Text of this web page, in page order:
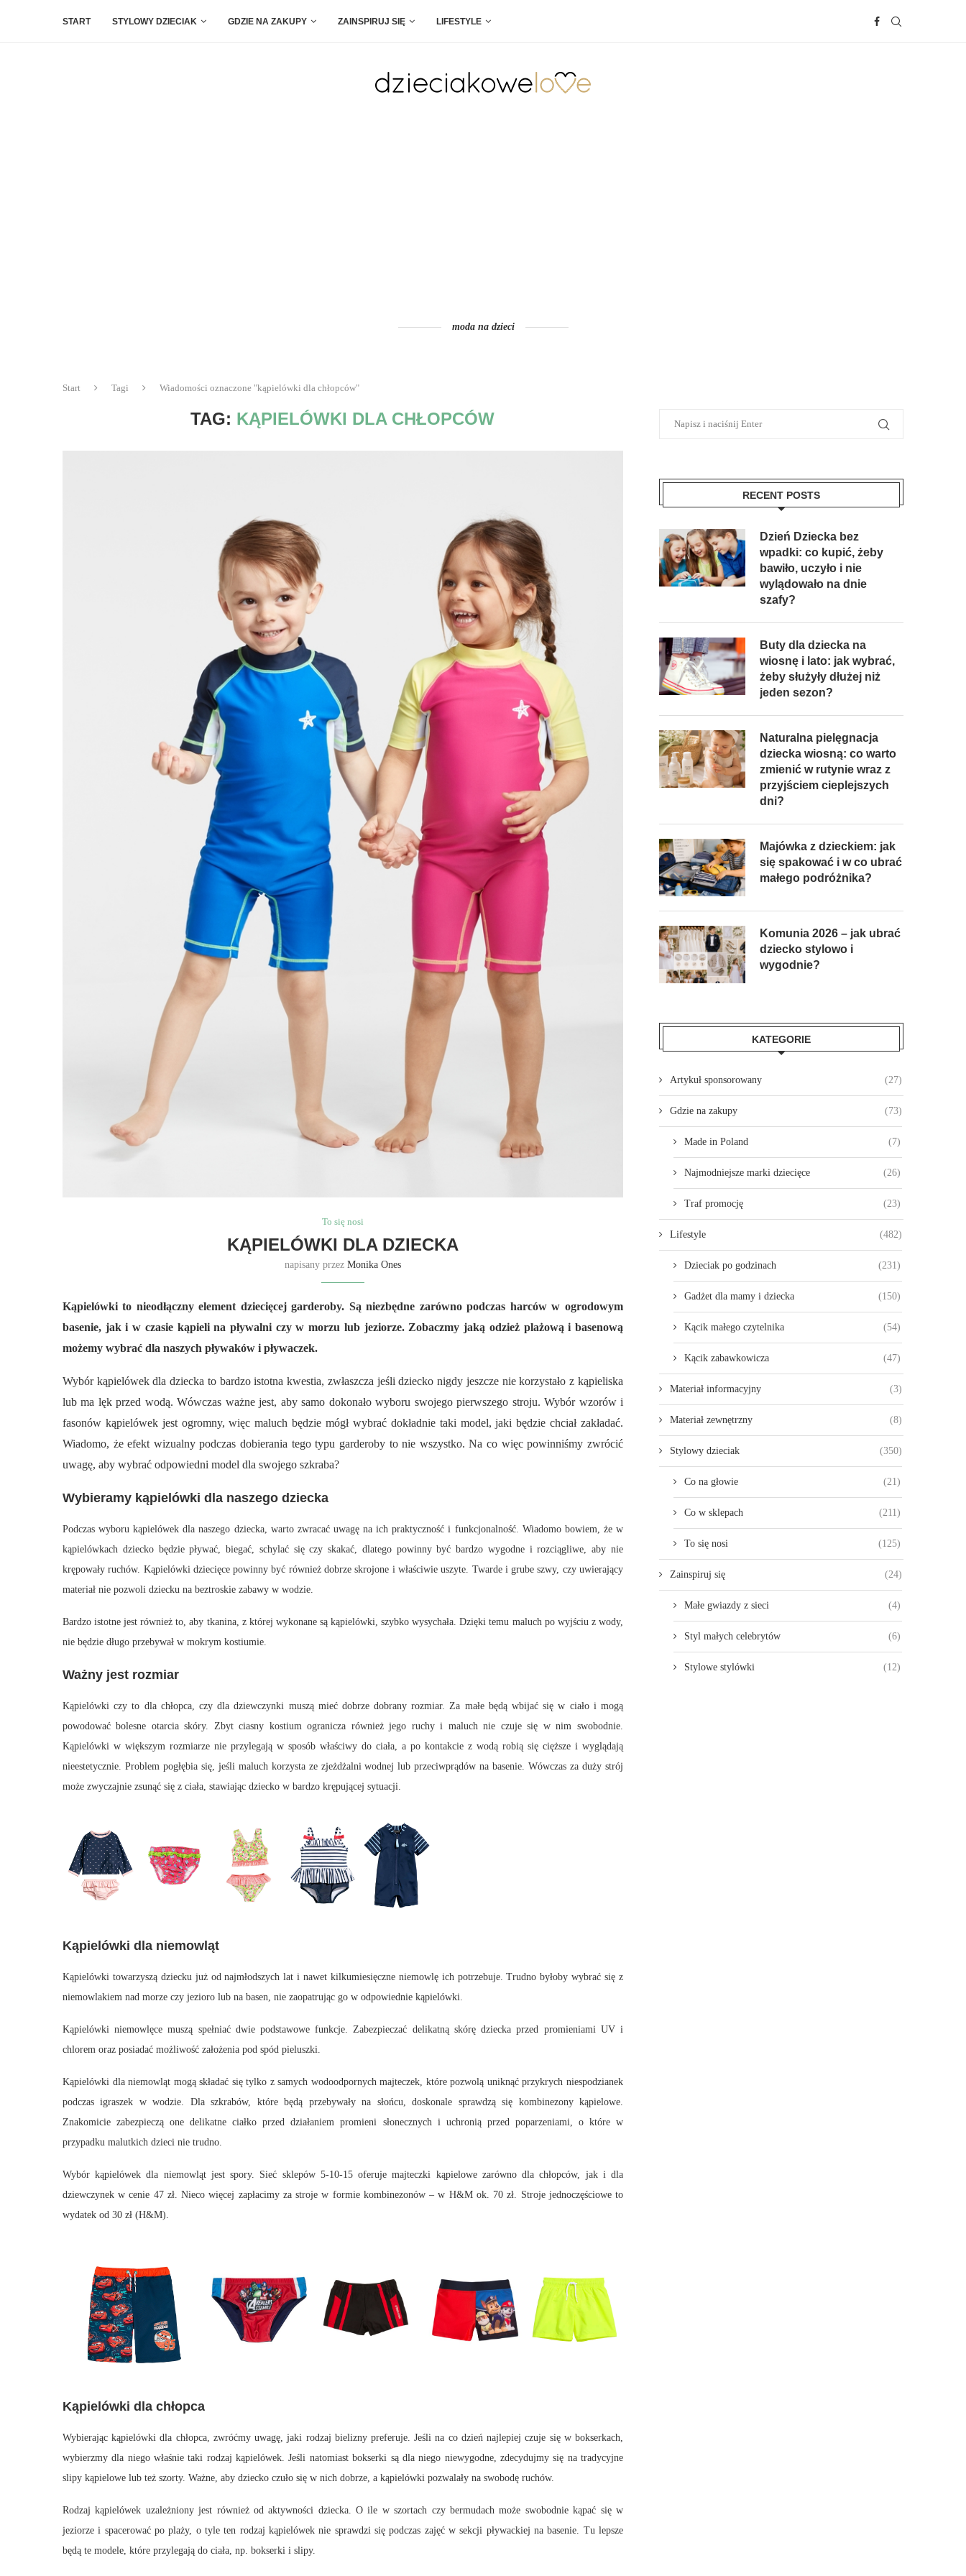
START STYLOWY DZIECIAK GDZIE NA ZAKUPY ZAINSPIRUJ SIĘ LIFESTYLE
moda na dzieci
Start Tagi Wiadomości oznaczone "kąpielówki dla chłopców"
TAG: KĄPIELÓWKI DLA CHŁOPCÓW
To się nosi
KĄPIELÓWKI DLA DZIECKA
napisany przez Monika Ones
Kąpielówki to nieodłączny element dziecięcej garderoby. Są niezbędne zarówno podczas harców w ogrodowym
basenie, jak i w czasie kąpieli na pływalni czy w morzu lub jeziorze. Zobaczmy jaką odzież plażową i basenową
możemy wybrać dla naszych pływaków i pływaczek.
Wybór kąpielówek dla dziecka to bardzo istotna kwestia, zwłaszcza jeśli dziecko nigdy jeszcze nie korzystało z kąpieliska
lub ma lęk przed wodą. Wówczas ważne jest, aby samo dokonało wyboru swojego pierwszego stroju. Wybór wzorów i
fasonów kąpielówek jest ogromny, więc maluch będzie mógł wybrać dokładnie taki model, jaki będzie chciał zakładać.
Wiadomo, że efekt wizualny podczas dobierania tego typu garderoby to nie wszystko. Na co więc powinniśmy zwrócić
uwagę, aby wybrać odpowiedni model dla swojego szkraba?
Wybieramy kąpielówki dla naszego dziecka
Podczas wyboru kąpielówek dla naszego dziecka, warto zwracać uwagę na ich praktyczność i funkcjonalność. Wiadomo bowiem, że w
kąpielówkach dziecko będzie pływać, biegać, schylać się czy skakać, dlatego powinny być bardzo wygodne i rozciągliwe, aby nie
krępowały ruchów. Kąpielówki dziecięce powinny być również dobrze skrojone i właściwie uszyte. Twarde i grube szwy, czy uwierający
materiał nie pozwoli dziecku na beztroskie zabawy w wodzie.
Bardzo istotne jest również to, aby tkanina, z której wykonane są kąpielówki, szybko wysychała. Dzięki temu maluch po wyjściu z wody,
nie będzie długo przebywał w mokrym kostiumie.
Ważny jest rozmiar
Kąpielówki czy to dla chłopca, czy dla dziewczynki muszą mieć dobrze dobrany rozmiar. Za małe będą wbijać się w ciało i mogą
powodować bolesne otarcia skóry. Zbyt ciasny kostium ogranicza również jego ruchy i maluch nie czuje się w nim swobodnie.
Kąpielówki w większym rozmiarze nie przylegają w sposób właściwy do ciała, a po kontakcie z wodą robią się cięższe i wyglądają
nieestetycznie. Problem pogłębia się, jeśli maluch korzysta ze zjeżdżalni wodnej lub przeciwprądów na basenie. Wówczas za duży strój
może zwyczajnie zsunąć się z ciała, stawiając dziecko w bardzo krępującej sytuacji.
Kąpielówki dla niemowląt
Kąpielówki towarzyszą dziecku już od najmłodszych lat i nawet kilkumiesięczne niemowlę ich potrzebuje. Trudno byłoby wybrać się z
niemowlakiem nad morze czy jezioro lub na basen, nie zaopatrując go w odpowiednie kąpielówki.
Kąpielówki niemowlęce muszą spełniać dwie podstawowe funkcje. Zabezpieczać delikatną skórę dziecka przed promieniami UV i
chlorem oraz posiadać możliwość założenia pod spód pieluszki.
Kąpielówki dla niemowląt mogą składać się tylko z samych wodoodpornych majteczek, które pozwolą uniknąć przykrych niespodzianek
podczas igraszek w wodzie. Dla szkrabów, które będą przebywały na słońcu, doskonale sprawdzą się kombinezony kąpielowe.
Znakomicie zabezpieczą one delikatne ciałko przed działaniem promieni słonecznych i uchronią przed poparzeniami, o które w
przypadku malutkich dzieci nie trudno.
Wybór kąpielówek dla niemowląt jest spory. Sieć sklepów 5-10-15 oferuje majteczki kąpielowe zarówno dla chłopców, jak i dla
dziewczynek w cenie 47 zł. Nieco więcej zapłacimy za stroje w formie kombinezonów – w H&M ok. 70 zł. Stroje jednoczęściowe to
wydatek od 30 zł (H&M).
Kąpielówki dla chłopca
Wybierając kąpielówki dla chłopca, zwróćmy uwagę, jaki rodzaj bielizny preferuje. Jeśli na co dzień najlepiej czuje się w bokserkach,
wybierzmy dla niego właśnie taki rodzaj kąpielówek. Jeśli natomiast bokserki są dla niego niewygodne, zdecydujmy się na tradycyjne
slipy kąpielowe lub też szorty. Ważne, aby dziecko czuło się w nich dobrze, a kąpielówki pozwalały na swobodę ruchów.
Rodzaj kąpielówek uzależniony jest również od aktywności dziecka. O ile w szortach czy bermudach może swobodnie kąpać się w
jeziorze i spacerować po plaży, o tyle ten rodzaj kąpielówek nie sprawdzi się podczas zajęć w sekcji pływackiej na basenie. Tu lepsze
będą te modele, które przylegają do ciała, np. bokserki i slipy.
RECENT POSTS
Dzień Dziecka bez
wpadki: co kupić, żeby
bawiło, uczyło i nie
wylądowało na dnie
szafy?
Buty dla dziecka na
wiosnę i lato: jak wybrać,
żeby służyły dłużej niż
jeden sezon?
Naturalna pielęgnacja
dziecka wiosną: co warto
zmienić w rutynie wraz z
przyjściem cieplejszych
dni?
Majówka z dzieckiem: jak
się spakować i w co ubrać
małego podróżnika?
Komunia 2026 – jak ubrać
dziecko stylowo i
wygodnie?
KATEGORIE
Artykuł sponsorowany (27)
Gdzie na zakupy (73)
Made in Poland (7)
Najmodniejsze marki dziecięce (26)
Traf promocję (23)
Lifestyle (482)
Dzieciak po godzinach (231)
Gadżet dla mamy i dziecka (150)
Kącik małego czytelnika (54)
Kącik zabawkowicza (47)
Materiał informacyjny (3)
Materiał zewnętrzny (8)
Stylowy dzieciak (350)
Co na głowie (21)
Co w sklepach (211)
To się nosi (125)
Zainspiruj się (24)
Małe gwiazdy z sieci (4)
Styl małych celebrytów (6)
Stylowe stylówki (12)